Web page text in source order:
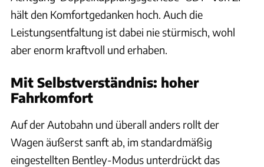
hält den Komfortgedanken hoch. Auch die
Leistungsentfaltung ist dabei nie stürmisch, wohl
aber enorm kraftvoll und erhaben.
Mit Selbstverständnis: hoher
Fahrkomfort
Auf der Autobahn und überall anders rollt der
Wagen äußerst sanft ab, im standardmäßig
eingestellten Bentley-Modus unterdrückt das